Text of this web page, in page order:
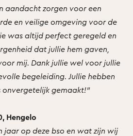
aandacht zorgen voor een
en veilige omgeving voor de
was altijd perfect geregeld en
dat jullie hem gaven,
mij. Dank jullie wel voor jullie
begeleiding. Jullie hebben
onvergetelijk gemaakt!"
Hengelo
jaar op deze bso en wat zijn wij